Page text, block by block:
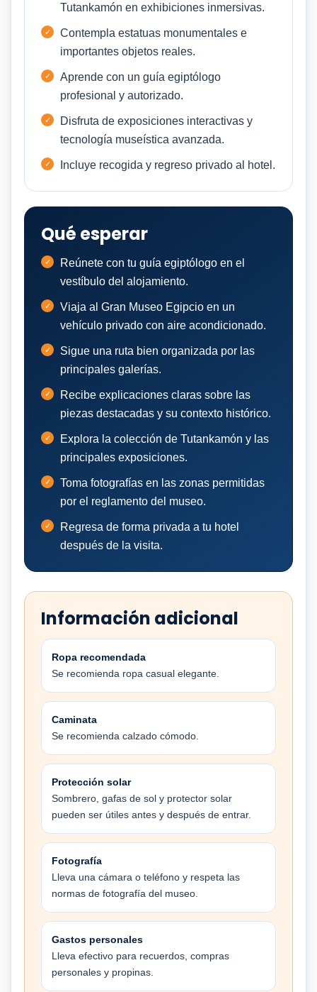
Tutankamón en exhibiciones inmersivas.
Contempla estatuas monumentales e
importantes objetos reales.
Aprende con un guía egiptólogo
profesional y autorizado.
Disfruta de exposiciones interactivas y
tecnología museística avanzada.
Incluye recogida y regreso privado al hotel.
Qué esperar
Reúnete con tu guía egiptólogo en el
vestíbulo del alojamiento.
Viaja al Gran Museo Egipcio en un
vehículo privado con aire acondicionado.
Sigue una ruta bien organizada por las
principales galerías.
Recibe explicaciones claras sobre las
piezas destacadas y su contexto histórico.
Explora la colección de Tutankamón y las
principales exposiciones.
Toma fotografías en las zonas permitidas
por el reglamento del museo.
Regresa de forma privada a tu hotel
después de la visita.
Información adicional
Ropa recomendada
Se recomienda ropa casual elegante.
Caminata
Se recomienda calzado cómodo.
Protección solar
Sombrero, gafas de sol y protector solar
pueden ser útiles antes y después de entrar.
Fotografía
Lleva una cámara o teléfono y respeta las
normas de fotografía del museo.
Gastos personales
Lleva efectivo para recuerdos, compras
personales y propinas.